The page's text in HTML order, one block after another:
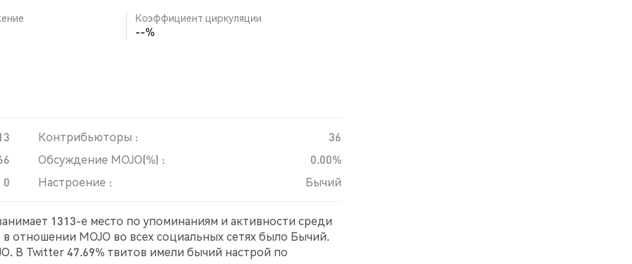
Коэффициент циркуляции
--%
Контрибьюторы :
36
Обсуждение MOJO(%) :
0.00%
0 Настроение : Бычий
1313-е место по упоминаниям и активности среди
отношении MOJO во всех социальных сетях было Бычий.
В Twitter 47.69% твитов имели бычий настрой по